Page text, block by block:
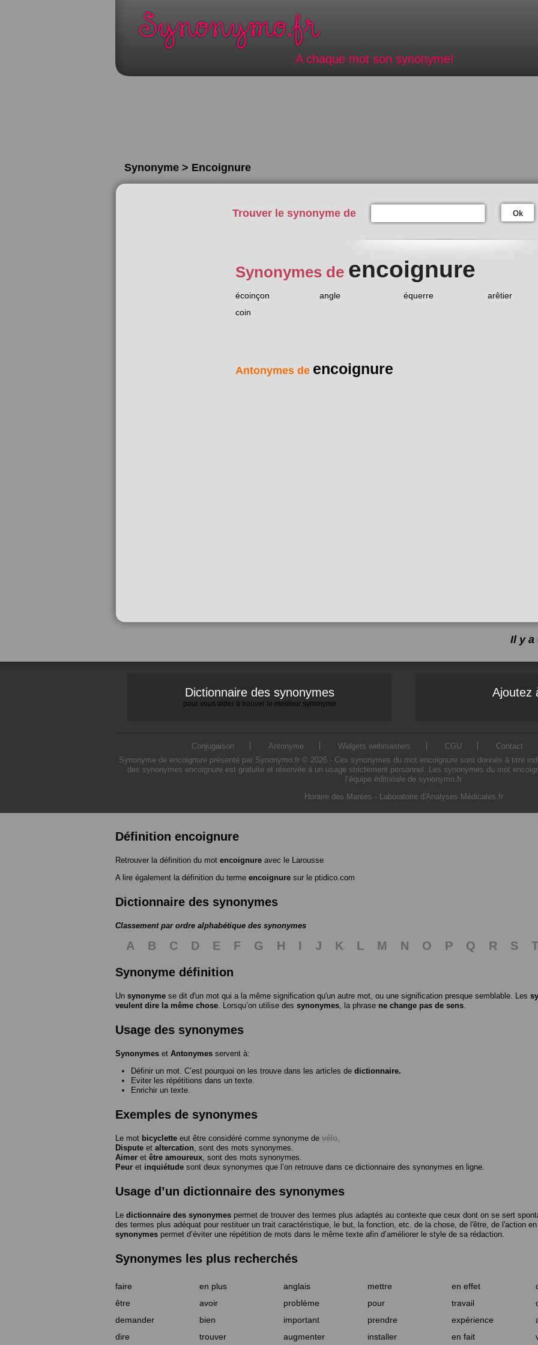
A chaque mot son synonyme!
Synonyme > Encoignure
Trouver le synonyme de Ok
Synonymes de encoignure
écoinçon angle équerre arêtier
coin
Antonymes de encoignure
Il y a
Dictionnaire des synonymes
pour vous aider à trouver le meilleur synonyme
Ajoutez
Conjugaison Antonyme Widgets webmasters CGU Contact
Synonyme de encoignure présenté par Synonymo.fr © 2026 - Ces synonymes du mot encoignure sont donnés à titre
des synonymes encoignure est gratuite et réservée à un usage strictement personnel. Les synonymes du mot
l’équipe éditoriale de synonymo.fr
Horaire des Marées - Laboratoire d'Analyses Médicales.fr
Définition encoignure
Retrouver la définition du mot encoignure avec le Larousse
A lire également la définition du terme encoignure sur le ptidico.com
Dictionnaire des synonymes
Classement par ordre alphabétique des synonymes
A B C D E F G H I J K L M N O P Q R S T
Synonyme définition
Un synonyme se dit d'un mot qui a la même signification qu'un autre mot, ou une signification presque semblable. Les
veulent dire la même chose . Lorsqu’on utilise des synonymes , la phrase ne change pas de sens
Usage des synonymes
Synonymes et Antonymes servent à:
Définir un mot. C’est pourquoi on les trouve dans les articles de dictionnaire.
Eviter les répétitions dans un texte.
Enrichir un texte.
Exemples de synonymes
Le mot bicyclette eut être considéré comme synonyme de vélo
Dispute et altercation , sont des mots synonymes.
Aimer et être amoureux , sont des mots synonymes.
Peur et inquiétude sont deux synonymes que l’on retrouve dans ce dictionnaire des synonymes en ligne.
Usage d’un dictionnaire des synonymes
Le dictionnaire des synonymes permet de trouver des termes plus adaptés au contexte que ceux dont on se sert
des termes plus adéquat pour restituer un trait caractéristique, le but, la fonction, etc. de la chose, de l'être, de l'action
synonymes permet d’éviter une répétition de mots dans le même texte afin d’améliorer le style de sa rédaction.
Synonymes les plus recherchés
faire en plus anglais mettre en effet
être
avoir problème pour travail
demander
bien important prendre expérience
dire
trouver augmenter installer en fait